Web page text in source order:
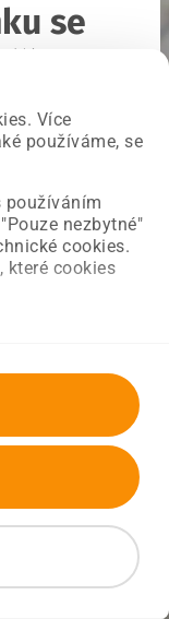
Více
používáme, se
používáním
nezbytné"
cookies.
které cookies
se
opravujeme.
stránku.
strana